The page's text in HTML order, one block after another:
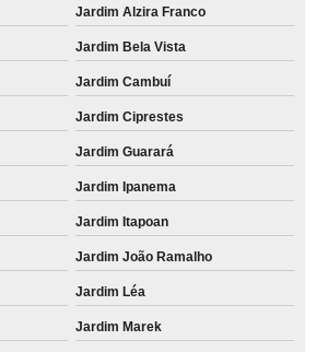
Jardim Alzira Franco
Jardim Bela Vista
Jardim Cambuí
Jardim Ciprestes
Jardim Guarará
Jardim Ipanema
Jardim Itapoan
Jardim João Ramalho
Jardim Léa
Jardim Marek